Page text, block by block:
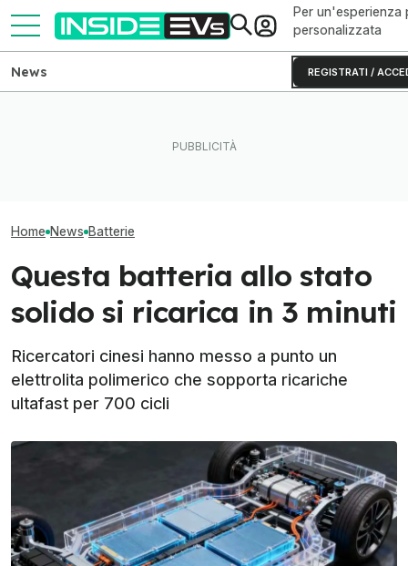
Per un'esperienza
personalizzata
REGISTRATI /
News
Home News Batterie
Questa batteria allo stato
solido si ricarica in 3 minuti
Ricercatori cinesi hanno messo a punto un
elettrolita polimerico che sopporta ricariche
ultafast per 700 cicli